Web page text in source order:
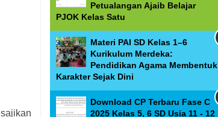
Petualangan Ajaib Belajar
PJOK Kelas Satu
Materi PAI SD Kelas 1–6
Kurikulum Merdeka:
Pendidikan Agama Membentuk
Karakter Sejak Dini
Download CP Terbaru Fase C
2025 Kelas 5, 6 SD Usia 11 - 12